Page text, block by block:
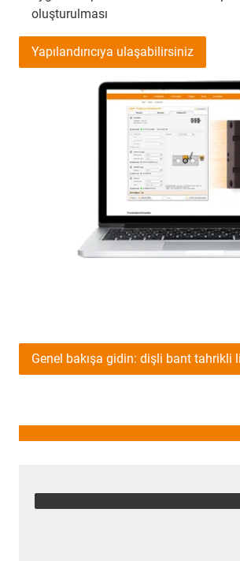
oluşturulması
Yapılandırıcıya ulaşabilirsiniz
Genel bakışa gidin: dişli bant tahrikli